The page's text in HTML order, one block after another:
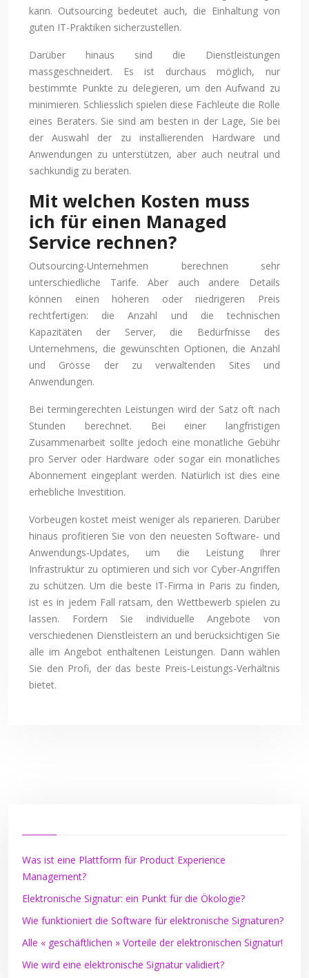
kann. Outsourcing bedeutet auch, die Einhaltung von
guten IT-Praktiken sicherzustellen.
Darüber hinaus sind die Dienstleistungen
massgeschneidert. Es ist durchaus möglich, nur
bestimmte Punkte zu delegieren, um den Aufwand zu
minimieren. Schliesslich spielen diese Fachleute die Rolle
eines Beraters. Sie sind am besten in der Lage, Sie bei
der Auswahl der zu installierenden Hardware und
Anwendungen zu unterstützen, aber auch neutral und
sachkundig zu beraten.
Mit welchen Kosten muss
ich für einen Managed
Service rechnen?
Outsourcing-Unternehmen berechnen sehr
unterschiedliche Tarife. Aber auch andere Details
können einen höheren oder niedrigeren Preis
rechtfertigen: die Anzahl und die technischen
Kapazitäten der Server, die Bedürfnisse des
Unternehmens, die gewünschten Optionen, die Anzahl
und Grösse der zu verwaltenden Sites und
Anwendungen.
Bei termingerechten Leistungen wird der Satz oft nach
Stunden berechnet. Bei einer langfristigen
Zusammenarbeit sollte jedoch eine monatliche Gebühr
pro Server oder Hardware oder sogar ein monatliches
Abonnement eingeplant werden. Natürlich ist dies eine
erhebliche Investition.
Vorbeugen kostet meist weniger als reparieren. Darüber
hinaus profitieren Sie von den neuesten Software- und
Anwendungs-Updates, um die Leistung Ihrer
Infrastruktur zu optimieren und sich vor Cyber-Angriffen
zu schützen. Um die beste IT-Firma in Paris zu finden,
ist es in jedem Fall ratsam, den Wettbewerb spielen zu
lassen. Fordern Sie individuelle Angebote von
verschiedenen Dienstleistern an und berücksichtigen Sie
alle im Angebot enthaltenen Leistungen. Dann wählen
Sie den Profi, der das beste Preis-Leistungs-Verhältnis
bietet.
Was ist eine Plattform für Product Experience
Management?
Elektronische Signatur: ein Punkt für die Ökologie?
Wie funktioniert die Software für elektronische Signaturen?
Alle « geschäftlichen » Vorteile der elektronischen Signatur!
Wie wird eine elektronische Signatur validiert?